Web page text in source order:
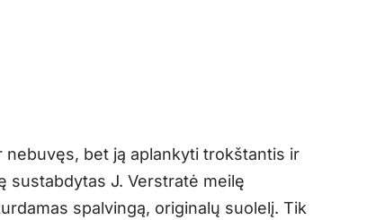
bet ją aplankyti trokštantis ir
sustabdytas J. Verstratė meilę
spalvingą, originalų suolelį. Tik